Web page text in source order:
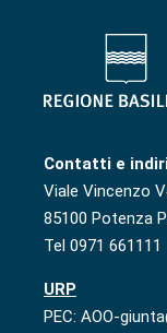
Contatti e
Viale Vincenzo
85100 Potenza
Tel 0971 661111
URP
PEC: AOO-